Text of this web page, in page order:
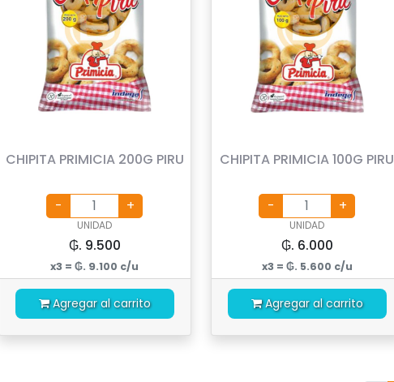
CHIPITA PRIMICIA 200G PIRU
UNIDAD
₲. 9.500
x3 = ₲. 9.100 c/u
Agregar al carrito
CHIPITA PRIMICIA 100G PIRU
UNIDAD
₲. 6.000
x3 = ₲. 5.600 c/u
Agregar al carrito